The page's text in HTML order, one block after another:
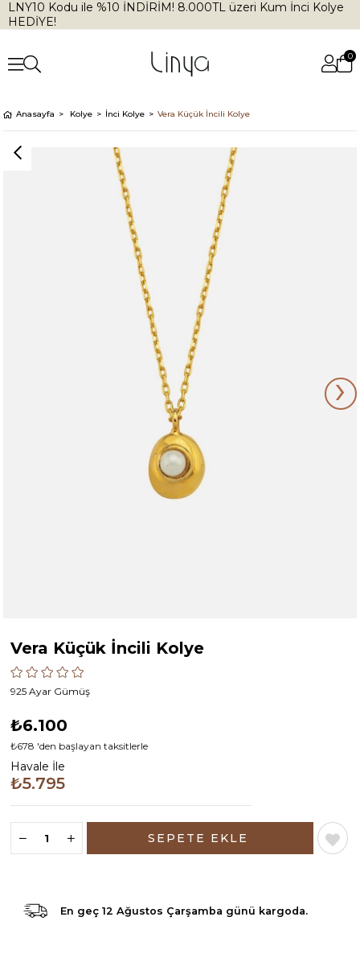
LNY10 Kodu ile %10 İNDİRİM! 8.000TL üzeri Kum İnci Kolye
HEDİYE!
0
Anasayfa Kolye İnci Kolye Vera Küçük İncili Kolye
›
Vera Küçük İncili Kolye
925 Ayar Gümüş
₺6.100
₺678 'den başlayan taksitlerle
Havale İle
₺5.795
En geç 12 Ağustos Çarşamba günü kargoda.